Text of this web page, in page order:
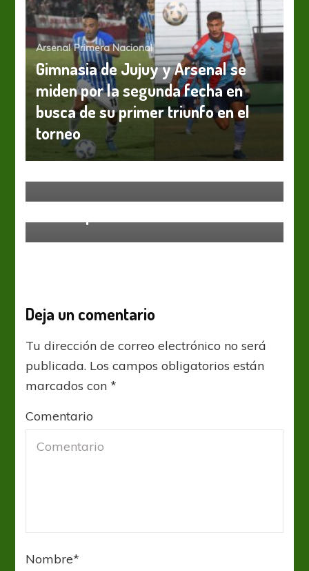
Arsenal Primera Nacional
Gimnasia de Jujuy y Arsenal se
miden por la segunda fecha en
busca de su primer triunfo en el
torneo
Primera Nacional
Guillermo Sara se reencuentra con
Deja un comentario
Tu dirección de correo electrónico no será
publicada. Los campos obligatorios están
marcados con*
Comentario
Nombre*